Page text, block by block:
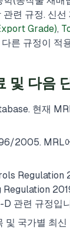
관련 규정. 신선
Grade),
른 규정이 적
및 다음
현재
2005. MRL
Regulation
D 관련 규정입
및 국가별 최신